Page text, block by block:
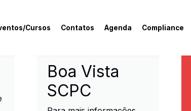
Cursos Contatos Agenda Compliance
de
Boa Vista
SCPC